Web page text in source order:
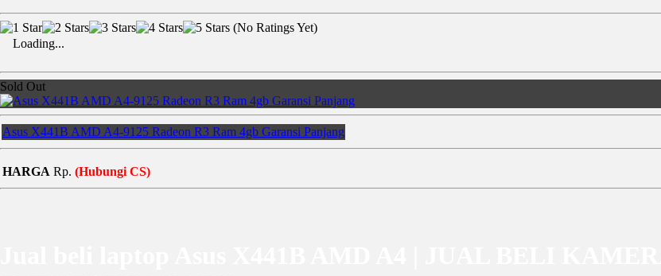
(No Ratings Yet)
Loading...
Sold Out
Asus X441B AMD A4-9125 Radeon R3 Ram 4gb Garansi Panjang
HARGA Rp. (Hubungi CS)